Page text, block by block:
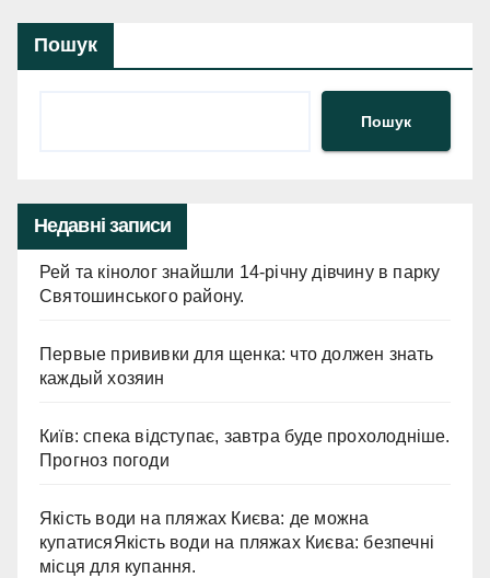
Пошук
Пошук
Недавні записи
Рей та кінолог знайшли 14-річну дівчину в парку
Святошинського району.
Первые прививки для щенка: что должен знать
каждый хозяин
Київ: спека відступає, завтра буде прохолодніше.
Прогноз погоди
Якість води на пляжах Києва: де можна
купатисяЯкість води на пляжах Києва: безпечні
місця для купання.